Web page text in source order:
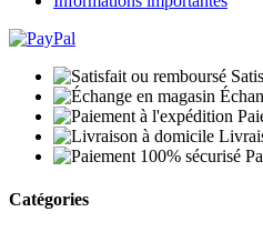
Catégories